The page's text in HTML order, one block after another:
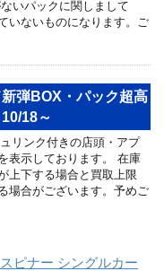
いパックに関しまして
いないものになります。ご
弾BOX・パック超高
18～
リンク付きの店頭・アプ
表示しております。 在庫
上下する場合と買取上限
場合がございます。予めご
ピナー シングルカー